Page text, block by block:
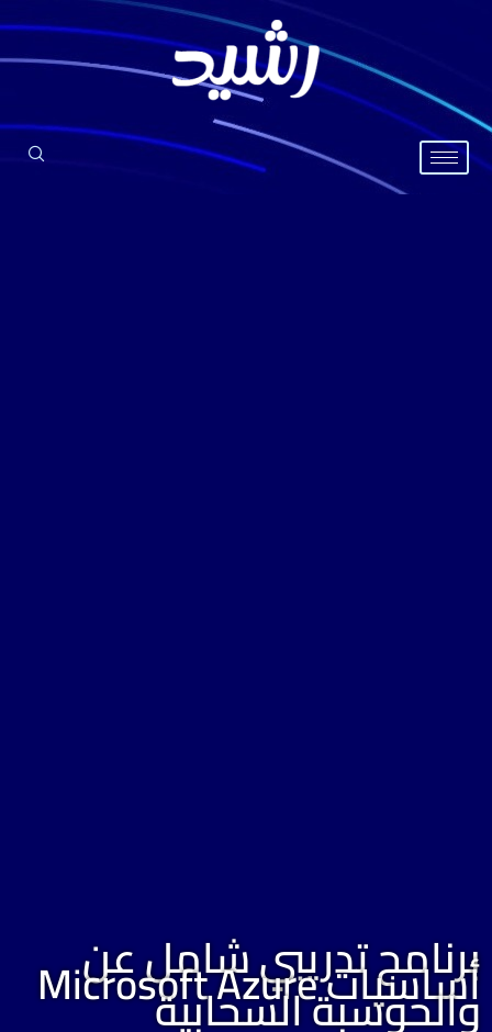
برنامج تدريبي شامل عن
أساسيات Microsoft Azure
والحوسبة السحابية